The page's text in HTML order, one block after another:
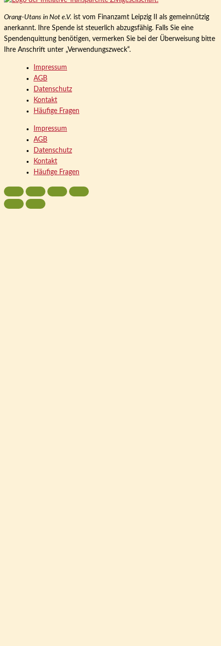
Orang-Utans in Not e.V. ist vom Finanzamt Leipzig II als gemeinnützig
anerkannt. Ihre Spende ist steuerlich abzugsfähig. Falls Sie eine
Spendenquittung benötigen, vermerken Sie bei der Überweisung bitte
Ihre Anschrift unter „Verwendungszweck“.
Impressum
AGB
Datenschutz
Kontakt
Häufige Fragen
Impressum
AGB
Datenschutz
Kontakt
Häufige Fragen